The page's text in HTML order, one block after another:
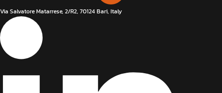
Via Salvatore Matarrese, 2/R2, 70124 Bari, Italy